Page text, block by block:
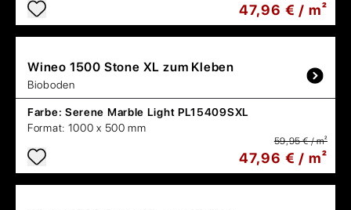
47,96 € / m²
Wineo 1500 Stone XL zum Kleben
Bioboden
Farbe: Serene Marble Light PL15409SXL
Format: 1000 x 500 mm
59,95 € / m²
47,96 € / m²